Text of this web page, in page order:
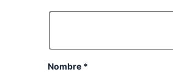
Nombre *